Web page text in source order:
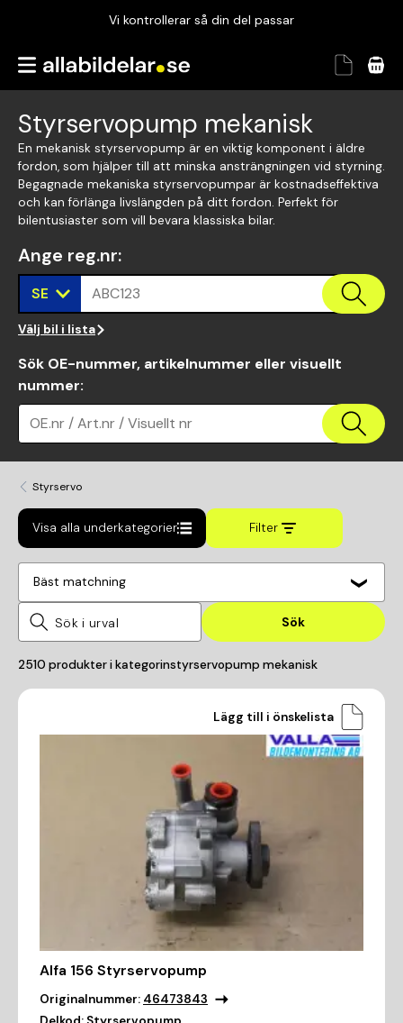
Vi kontrollerar så din del passar
Garanterad passform
Vi kontrollerar så din del passar
Styrservopump mekanisk
En mekanisk styrservopump är en viktig komponent i äldre
fordon, som hjälper till att minska ansträngningen vid styrning.
Begagnade mekaniska styrservopumpar är kostnadseffektiva
och kan förlänga livslängden på ditt fordon. Perfekt för
bilentusiaster som vill bevara klassiska bilar.
Ange reg.nr:
SE ABC123
Välj bil i lista
Sök OE-nummer, artikelnummer eller visuellt
nummer:
OE.nr / Art.nr / Visuellt nr
Styrservo
Visa alla underkategorier Filter
Bäst matchning
Sök
2510 produkter i kategorinstyrservopump mekanisk
Lägg till i önskelista
Alfa 156 Styrservopump
Originalnummer: 46473843